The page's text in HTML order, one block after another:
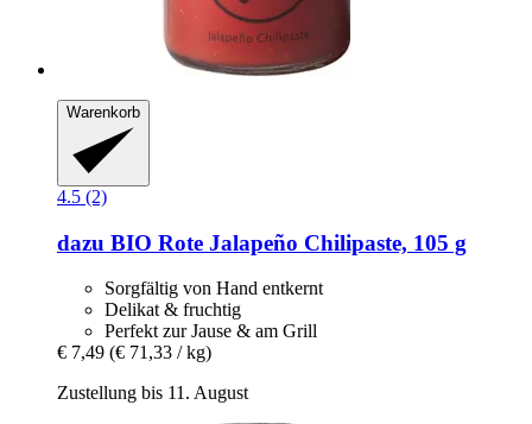
Warenkorb
4.5 (2)
dazu BIO Rote Jalapeño Chilipaste, 105 g
Sorgfältig von Hand entkernt
Delikat & fruchtig
Perfekt zur Jause & am Grill
€ 7,49 (€ 71,33 / kg)
Zustellung bis 11. August